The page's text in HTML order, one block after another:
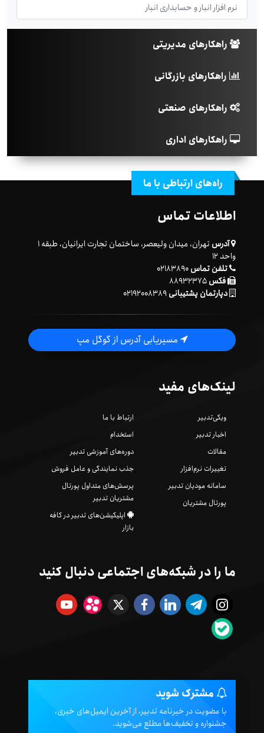
نرم افزار انبار و حسابداری انبار
راهکارهای مدیریتی
راهکارهای بازرگانی
راهکارهای صنعتی
راهکارهای اداری
راه‌های ارتباطی با ما
اطلاعات تماس
آدرس
تهران، میدان ولیعصر، ساختمان تجارت ایرانیان، طبقه ۱
واحد ۱۲
تلفن تماس۰۲۱۸۳۸۹۰
فکس
دپارتمان پشتیبانی۰۲۱۹۲۰۰۸۳۸۹
مسیریابی آدرس از گوگل مپ
لینک‌های مفید
ویکی‌تدبیر
اخبار تدبیر
مقالات
تغییرات نرم‌افزار
سامانه مودیان تدبیر
پورتال مشتریان
ارتباط با ما
استخدام
دوره‌های آموزشی تدبیر
جذب نمایندگی و عامل فروش
پرسش‌های متداول پورتال
مشتریان تدبیر
اپلیکیشن‌های تدبیر در کافه
بازار
ما را در شبکه‌های اجتماعی دنبال کنید
مشترک شوید
با عضویت در خبرنامه تدبیر، از آخرین ایمیل‌های خبری،
جشنواره و تخفیف‌ها مطلع می‌شوید.